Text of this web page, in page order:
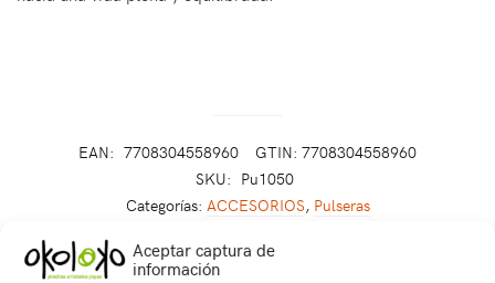
Aceptar captura de
información
EAN: 7708304558960
GTIN: 7708304558960
SKU: Pu1050
Categorías: ACCESORIOS, Pulseras
tres poderes